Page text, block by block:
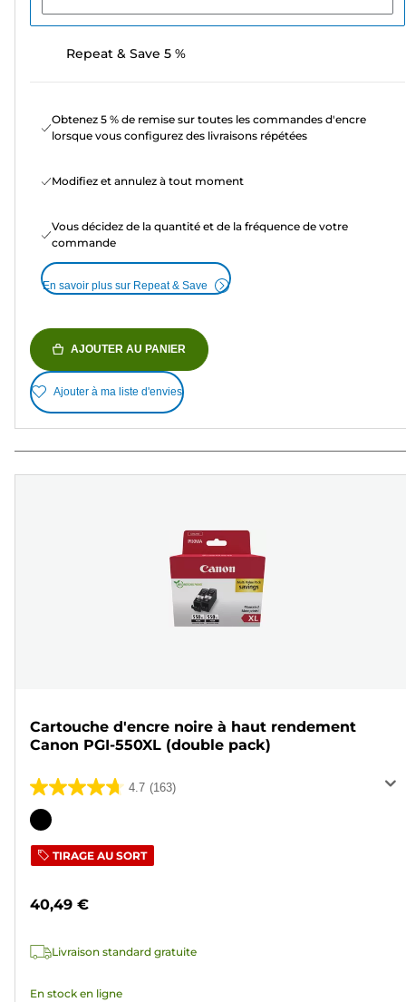
Repeat & Save 5 %
Obtenez 5 % de remise sur toutes les commandes d'encre
lorsque vous configurez des livraisons répétées
Modifiez et annulez à tout moment
Vous décidez de la quantité et de la fréquence de votre
commande
En savoir plus sur Repeat & Save
AJOUTER AU PANIER
Ajouter à ma liste d'envies
Cartouche d'encre noire à haut rendement
Canon PGI-550XL (double pack)
4.7 (163)
4.7
sur
étoiles.
avis
Cartouche
TIRAGE AU SORT
40,49 €
Livraison standard gratuite
En stock en ligne